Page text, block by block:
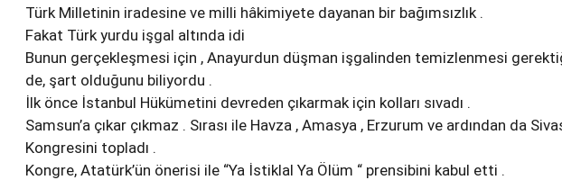
Türk Milletinin iradesine ve milli hâkimiyete dayanan bir bağımsızlık .
Fakat Türk yurdu işgal altında idi
Bunun gerçekleşmesi için , Anayurdun düşman işgalinden temizlenmesi
de, şart olduğunu biliyordu .
İlk önce İstanbul Hükümetini devreden çıkarmak için kolları sıvadı .
Samsun’a çıkar çıkmaz . Sırası ile Havza , Amasya , Erzurum ve ardından da
Kongresini topladı .
Kongre, Atatürk’ün önerisi ile “Ya İstiklal Ya Ölüm “ prensibini kabul etti .